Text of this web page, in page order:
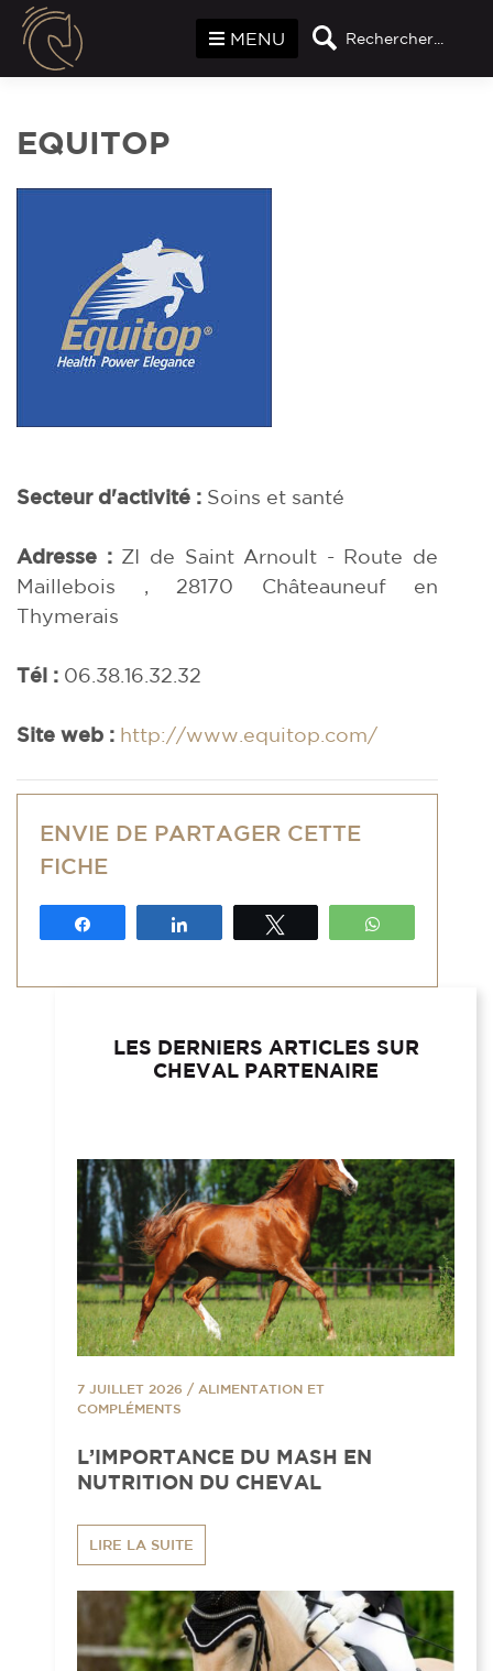
Rechercher...
MENU
EQUITOP
Secteur d'activité : Soins et santé
Adresse : ZI de Saint Arnoult - Route de
Maillebois , 28170 Châteauneuf en
Thymerais
Tél : 06.38.16.32.32
Site web : http://www.equitop.com/
ENVIE DE PARTAGER CETTE
FICHE
LES DERNIERS ARTICLES SUR
CHEVAL PARTENAIRE
7 JUILLET 2026 / ALIMENTATION ET
COMPLÉMENTS
L’IMPORTANCE DU MASH EN
NUTRITION DU CHEVAL
LIRE LA SUITE
Panneau de gestion des cookies